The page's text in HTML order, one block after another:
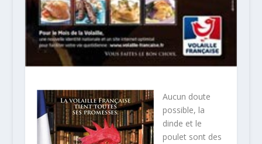
Aucun doute
possible, la
dinde et le
poulet sont des